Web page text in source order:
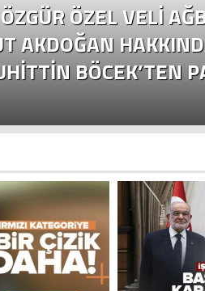
ÖZEL VELI
AKDOĞAN
BÖCEK’TEN